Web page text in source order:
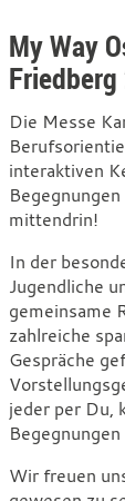
My Way
Die Messe
interaktiven
mittendrin!
In der
Jugendliche
gemeinsame
zahlreiche
Gespräche
jeder per Du,
Wir freuen